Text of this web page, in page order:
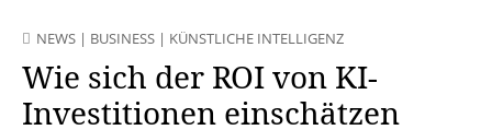
NEWS | BUSINESS | KÜNSTLICHE INTELLIGENZ
Wie sich der ROI von KI-
Investitionen einschätzen